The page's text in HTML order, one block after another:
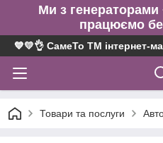
Ми з генераторами
працюємо
💙💛👌 СамеТо ТМ інтернет-
Товари та послуги